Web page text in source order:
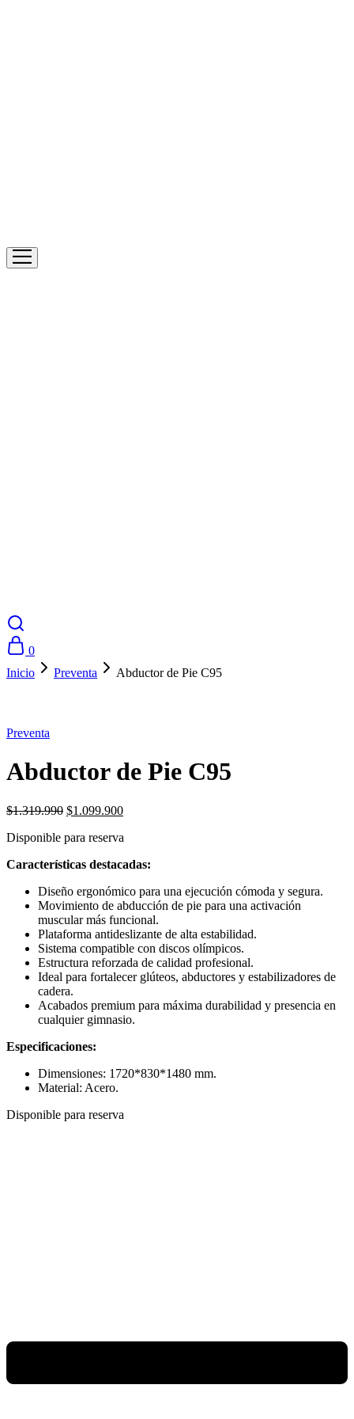
0
Inicio
Preventa Abductor de Pie C95
Preventa
Abductor de Pie C95
$1.319.990 El
original
$1.319.990.
$1.099.900El
actual
$1.099.900.
Disponible para reserva
Características destacadas:
Diseño ergonómico para una ejecución cómoda y segura.
Movimiento de abducción de pie para una activación
muscular más funcional.
Plataforma antideslizante de alta estabilidad.
Sistema compatible con discos olímpicos.
Estructura reforzada de calidad profesional.
Ideal para fortalecer glúteos, abductores y estabilizadores de
cadera.
Acabados premium para máxima durabilidad y presencia en
cualquier gimnasio.
Especificaciones:
Dimensiones: 1720*830*1480 mm.
Material: Acero.
Disponible para reserva